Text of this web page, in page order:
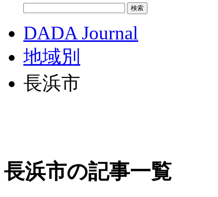
DADA Journal
地域別
長浜市
長浜市の記事一覧